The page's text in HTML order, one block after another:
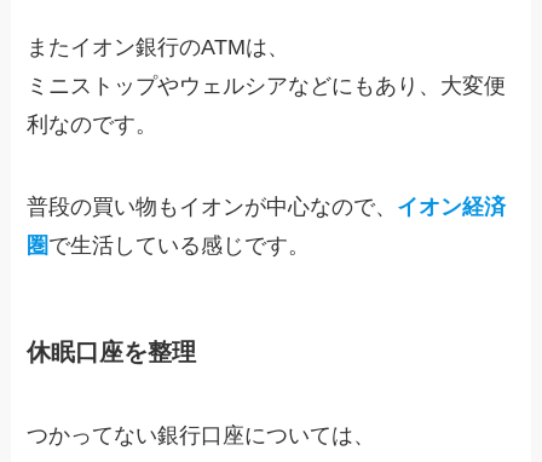
またイオン銀行のATMは、
ミニストップやウェルシアなどにもあり、大変便
利なのです。
普段の買い物もイオンが中心なので、 イオン経済
圏で生活している感じです。
休眠口座を整理
つかってない銀行口座については、